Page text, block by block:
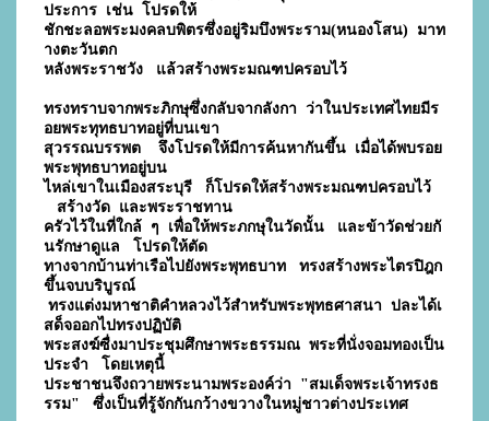
ประการ  เช่น  โปรดให้
ชักชะลอพระมงคลบพิตรซึ่งอยู่ริมบึงพระราม(หนองโสน)  มาท
างตะวันตก
หลังพระราชวัง   แล้วสร้างพระมณฑปครอบไว้
ทรงทราบจากพระภิกษุซึ่งกลับจากลังกา  ว่าในประเทศไทยมีร
อยพระทุทธบาทอยู่ที่บนเขา
สุวรรณบรรพต    จึงโปรดให้มีการค้นหากันขึ้น  เมื่อได้พบรอย
พระพุทธบาทอยู่บน
ไหล่เขาในเมืองสระบุรี   ก็โปรดให้สร้างพระมณฑปครอบไว้
สร้างวัด  และพระราชทาน
ครัวไว้ในที่ใกล้  ๆ  เพื่อให้พระภกษุในวัดนั้น   และข้าวัดช่วยกั
นรักษาดูแล   โปรดให้ตัด
ทางจากบ้านท่าเรือไปยังพระพุทธบาท   ทรงสร้างพระไตรปิฎก
ขึ้นจบบริบูรณ์
ทรงแต่งมหาชาติคำหลวงไว้สำหรับพระพุทธศาสนา  ปละได้เ
สด็จออกไปทรงปฏิบัติ
พระสงฆ์ซื่งมาประชุมศึกษาพระธรรมณ  พระที่นั่งจอมทองเป็น
ประจำ   โดยเหตุนี้
ประชาชนจึงถวายพระนามพระองค์ว่า  "สมเด็จพระเจ้าทรงธ
รรม"   ซึ่งเป็นที่รู้จักกันกว้างขวางในหมู่ชาวต่างประเทศ